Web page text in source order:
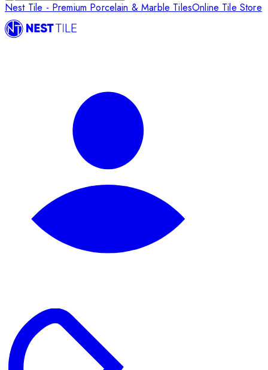
Nest Tile - Premium Porcelain & Marble TilesOnline Tile Store